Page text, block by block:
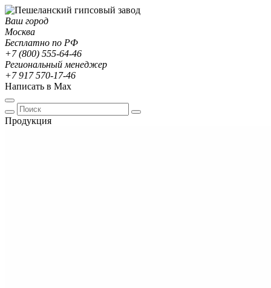
Ваш город
Москва
Бесплатно по РФ
+7 (800) 555-64-46
Региональный менеджер
+7 917 570-17-46
Написать в Max
Продукция